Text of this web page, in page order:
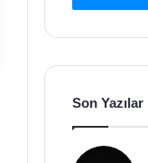
Son Yazılar